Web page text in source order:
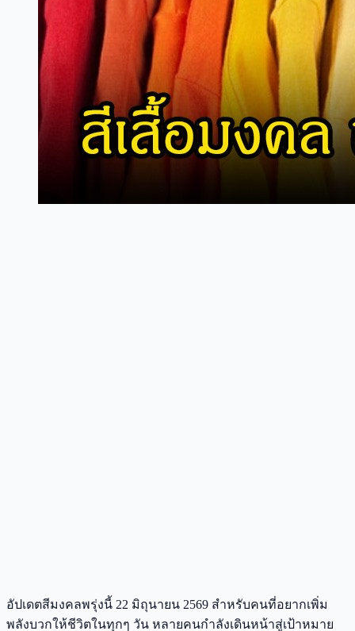
อัปเดตสีมงคลพรุ่งนี้ 22 มิถุนายน 2569 สำหรับคนที่อยากเพิ่ม
พลังบวกให้ชีวิตในทุกๆ วัน หลายคนกำลังเดินหน้าสู่เป้าหมาย